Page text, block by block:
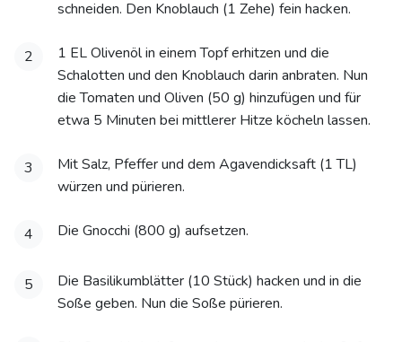
schneiden. Den Knoblauch (1 Zehe) fein hacken.
2
1 EL Olivenöl in einem Topf erhitzen und die
Schalotten und den Knoblauch darin anbraten. Nun
die Tomaten und Oliven (50 g) hinzufügen und für
etwa 5 Minuten bei mittlerer Hitze köcheln lassen.
3
Mit Salz, Pfeffer und dem Agavendicksaft (1 TL)
würzen und pürieren.
4 Die Gnocchi (800 g) aufsetzen.
5
Die Basilikumblätter (10 Stück) hacken und in die
Soße geben. Nun die Soße pürieren.